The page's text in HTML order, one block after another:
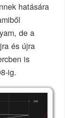
hatására
de a
és újra
is
ig.